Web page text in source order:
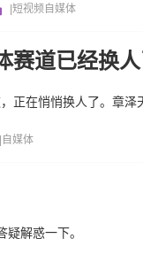
短视频 自媒体
赛道已经换
正在悄悄换人了。章泽
自媒体
解惑一下。